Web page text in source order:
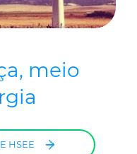
meio
HSEE